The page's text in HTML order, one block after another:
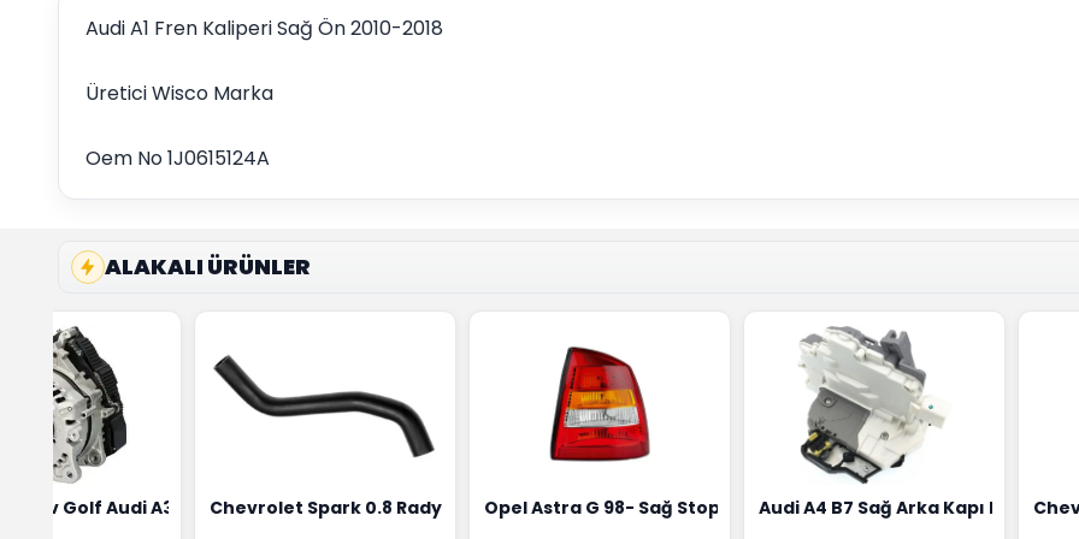
Audi A1 Fren Kaliperi Sağ Ön 2010-2018
Üretici Wisco Marka
Oem No 1J0615124A
ALAKALI ÜRÜNLER
Bosch Marka 1628HN-0258010081
Wv Golf Audi A3 Şarj Alternatörü Valeo Marka 05E903018G
Chevrolet Spark 0.8 Radyatör Üst Hortumu Rapro Marka 96591464
Opel Astra G 98- Sağ Stop Lambası Depo Marka 6223020
Audi A4 B7 Sağ Arka Kapı Kilit